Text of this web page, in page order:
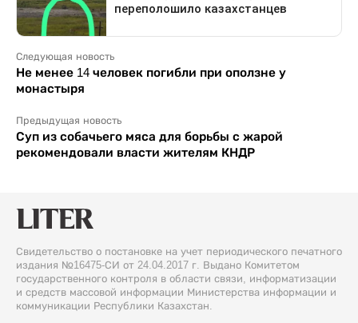
Следующая новость
Не менее 14 человек погибли при оползне у
монастыря
Предыдущая новость
Суп из собачьего мяса для борьбы с жарой
рекомендовали власти жителям КНДР
Свидетельство о постановке на учет периодического печатного
издания №16475-СИ от 24.04.2017 г. Выдано Комитетом
государственного контроля в области связи, информатизации
и средств массовой информации Министерства информации и
коммуникации Республики Казахстан.